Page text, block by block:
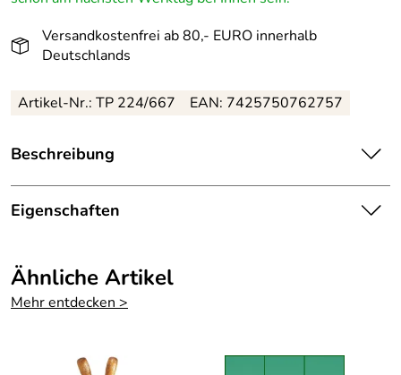
Versandkostenfrei ab 80,- EURO innerhalb
Deutschlands
Artikel-Nr.: TP 224/667 EAN: 7425750762757
Beschreibung
Liebevoll gestaltete, handgefertigte Osterfigur
„Osterhäsin mit Blume“ – Höhe ca. 9 cm
Handwerkskunst des Erzgebirges in Ihr Zuhause. Die
detailreich gestaltete Osterhäsin hält stolz eine große
Blume in den Pfoten, ein Symbol für Frühling und
Wertigkeit und Authentizität aus.
Eigenschaften
Herstellungsort
:
Kurort Seiffen
Ähnliche Artikel
Mehr entdecken >